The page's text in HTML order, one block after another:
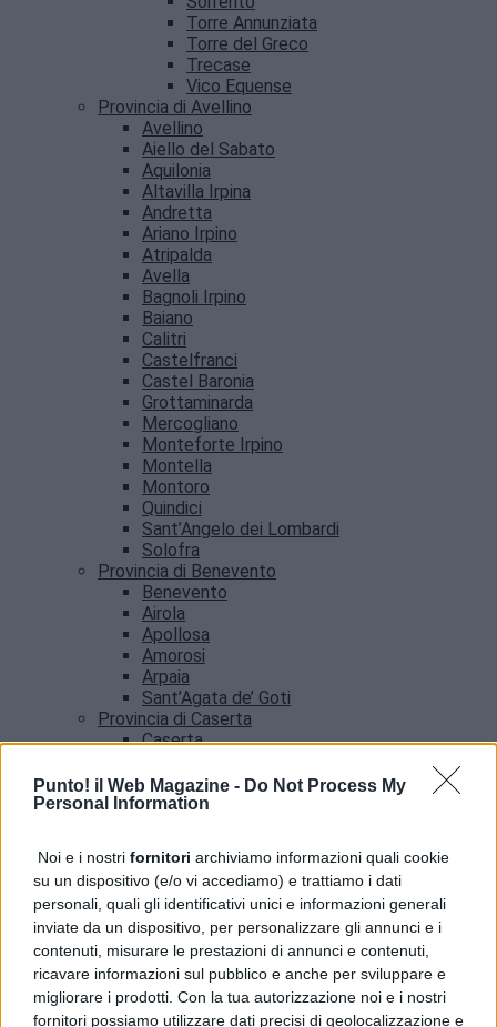
Punto! il Web Magazine - Do Not Process My
Personal Information
Noi e i nostri fornitori archiviamo informazioni quali cookie
su un dispositivo (e/o vi accediamo) e trattiamo i dati
personali, quali gli identificativi unici e informazioni generali
inviate da un dispositivo, per personalizzare gli annunci e i
contenuti, misurare le prestazioni di annunci e contenuti,
ricavare informazioni sul pubblico e anche per sviluppare e
migliorare i prodotti. Con la tua autorizzazione noi e i nostri
fornitori possiamo utilizzare dati precisi di geolocalizzazione e
Torre Annunziata
Torre del Greco
Trecase
Vico Equense
Provincia di Avellino
Avellino
Aiello del Sabato
Aquilonia
Altavilla Irpina
Andretta
Ariano Irpino
Atripalda
Avella
Bagnoli Irpino
Baiano
Calitri
Castelfranci
Castel Baronia
Grottaminarda
Mercogliano
Monteforte Irpino
Montella
Montoro
Quindici
Sant’Angelo dei Lombardi
Solofra
Provincia di Benevento
Benevento
Airola
Apollosa
Amorosi
Arpaia
Sant’Agata de’ Goti
Provincia di Caserta
Caserta
Santa Maria Capua vetere
Provincia di Salerno
Amalfi
Angri
Castellabate
News